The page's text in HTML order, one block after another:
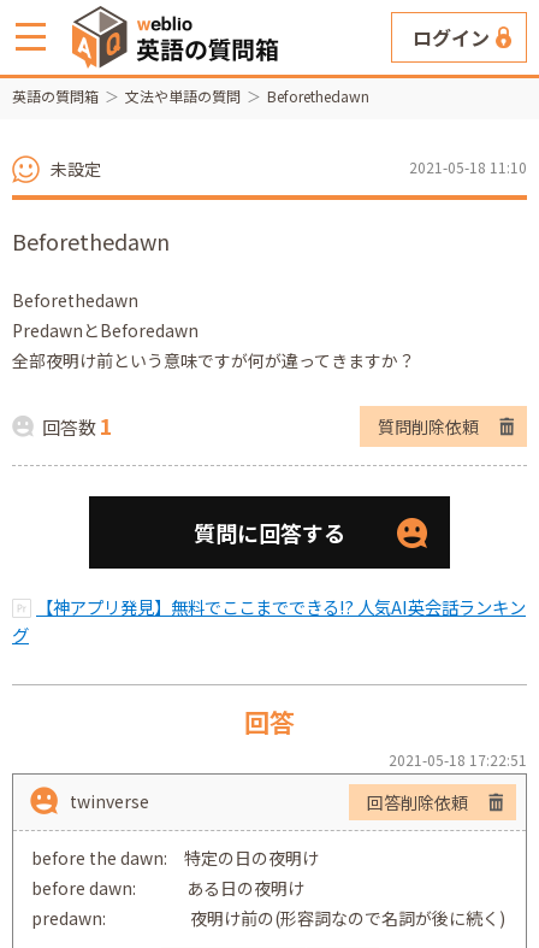
ログイン
英語の質問箱 文法や単語の質問 Beforethedawn
未設定 2021-05-18 11:10
Beforethedawn
Beforethedawn
PredawnとBeforedawn
全部夜明け前という意味ですが何が違ってきますか？
回答数1 質問削除依頼
質問に回答する
【神アプリ発見】無料でここまでできる!? 人気AI英会話ランキン
グ
回答
2021-05-18 17:22:51
twinverse 回答削除依頼
before the dawn: 特定の日の夜明け
before dawn: ある日の夜明け
predawn: 夜明け前の(形容詞なので名詞が後に続く)